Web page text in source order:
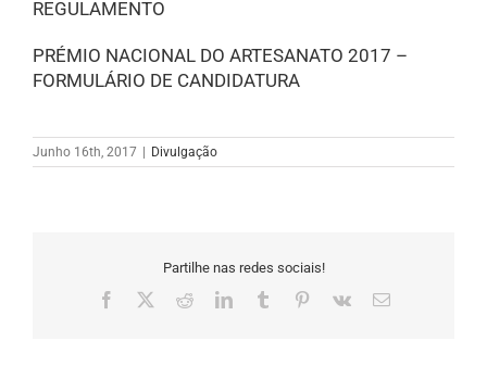
REGULAMENTO
PRÉMIO NACIONAL DO ARTESANATO 2017 –
FORMULÁRIO DE CANDIDATURA
Junho 16th, 2017 Divulgação
Partilhe nas redes sociais!
Facebook RedditLinkedInTumblr Pinterest
Vk
Email